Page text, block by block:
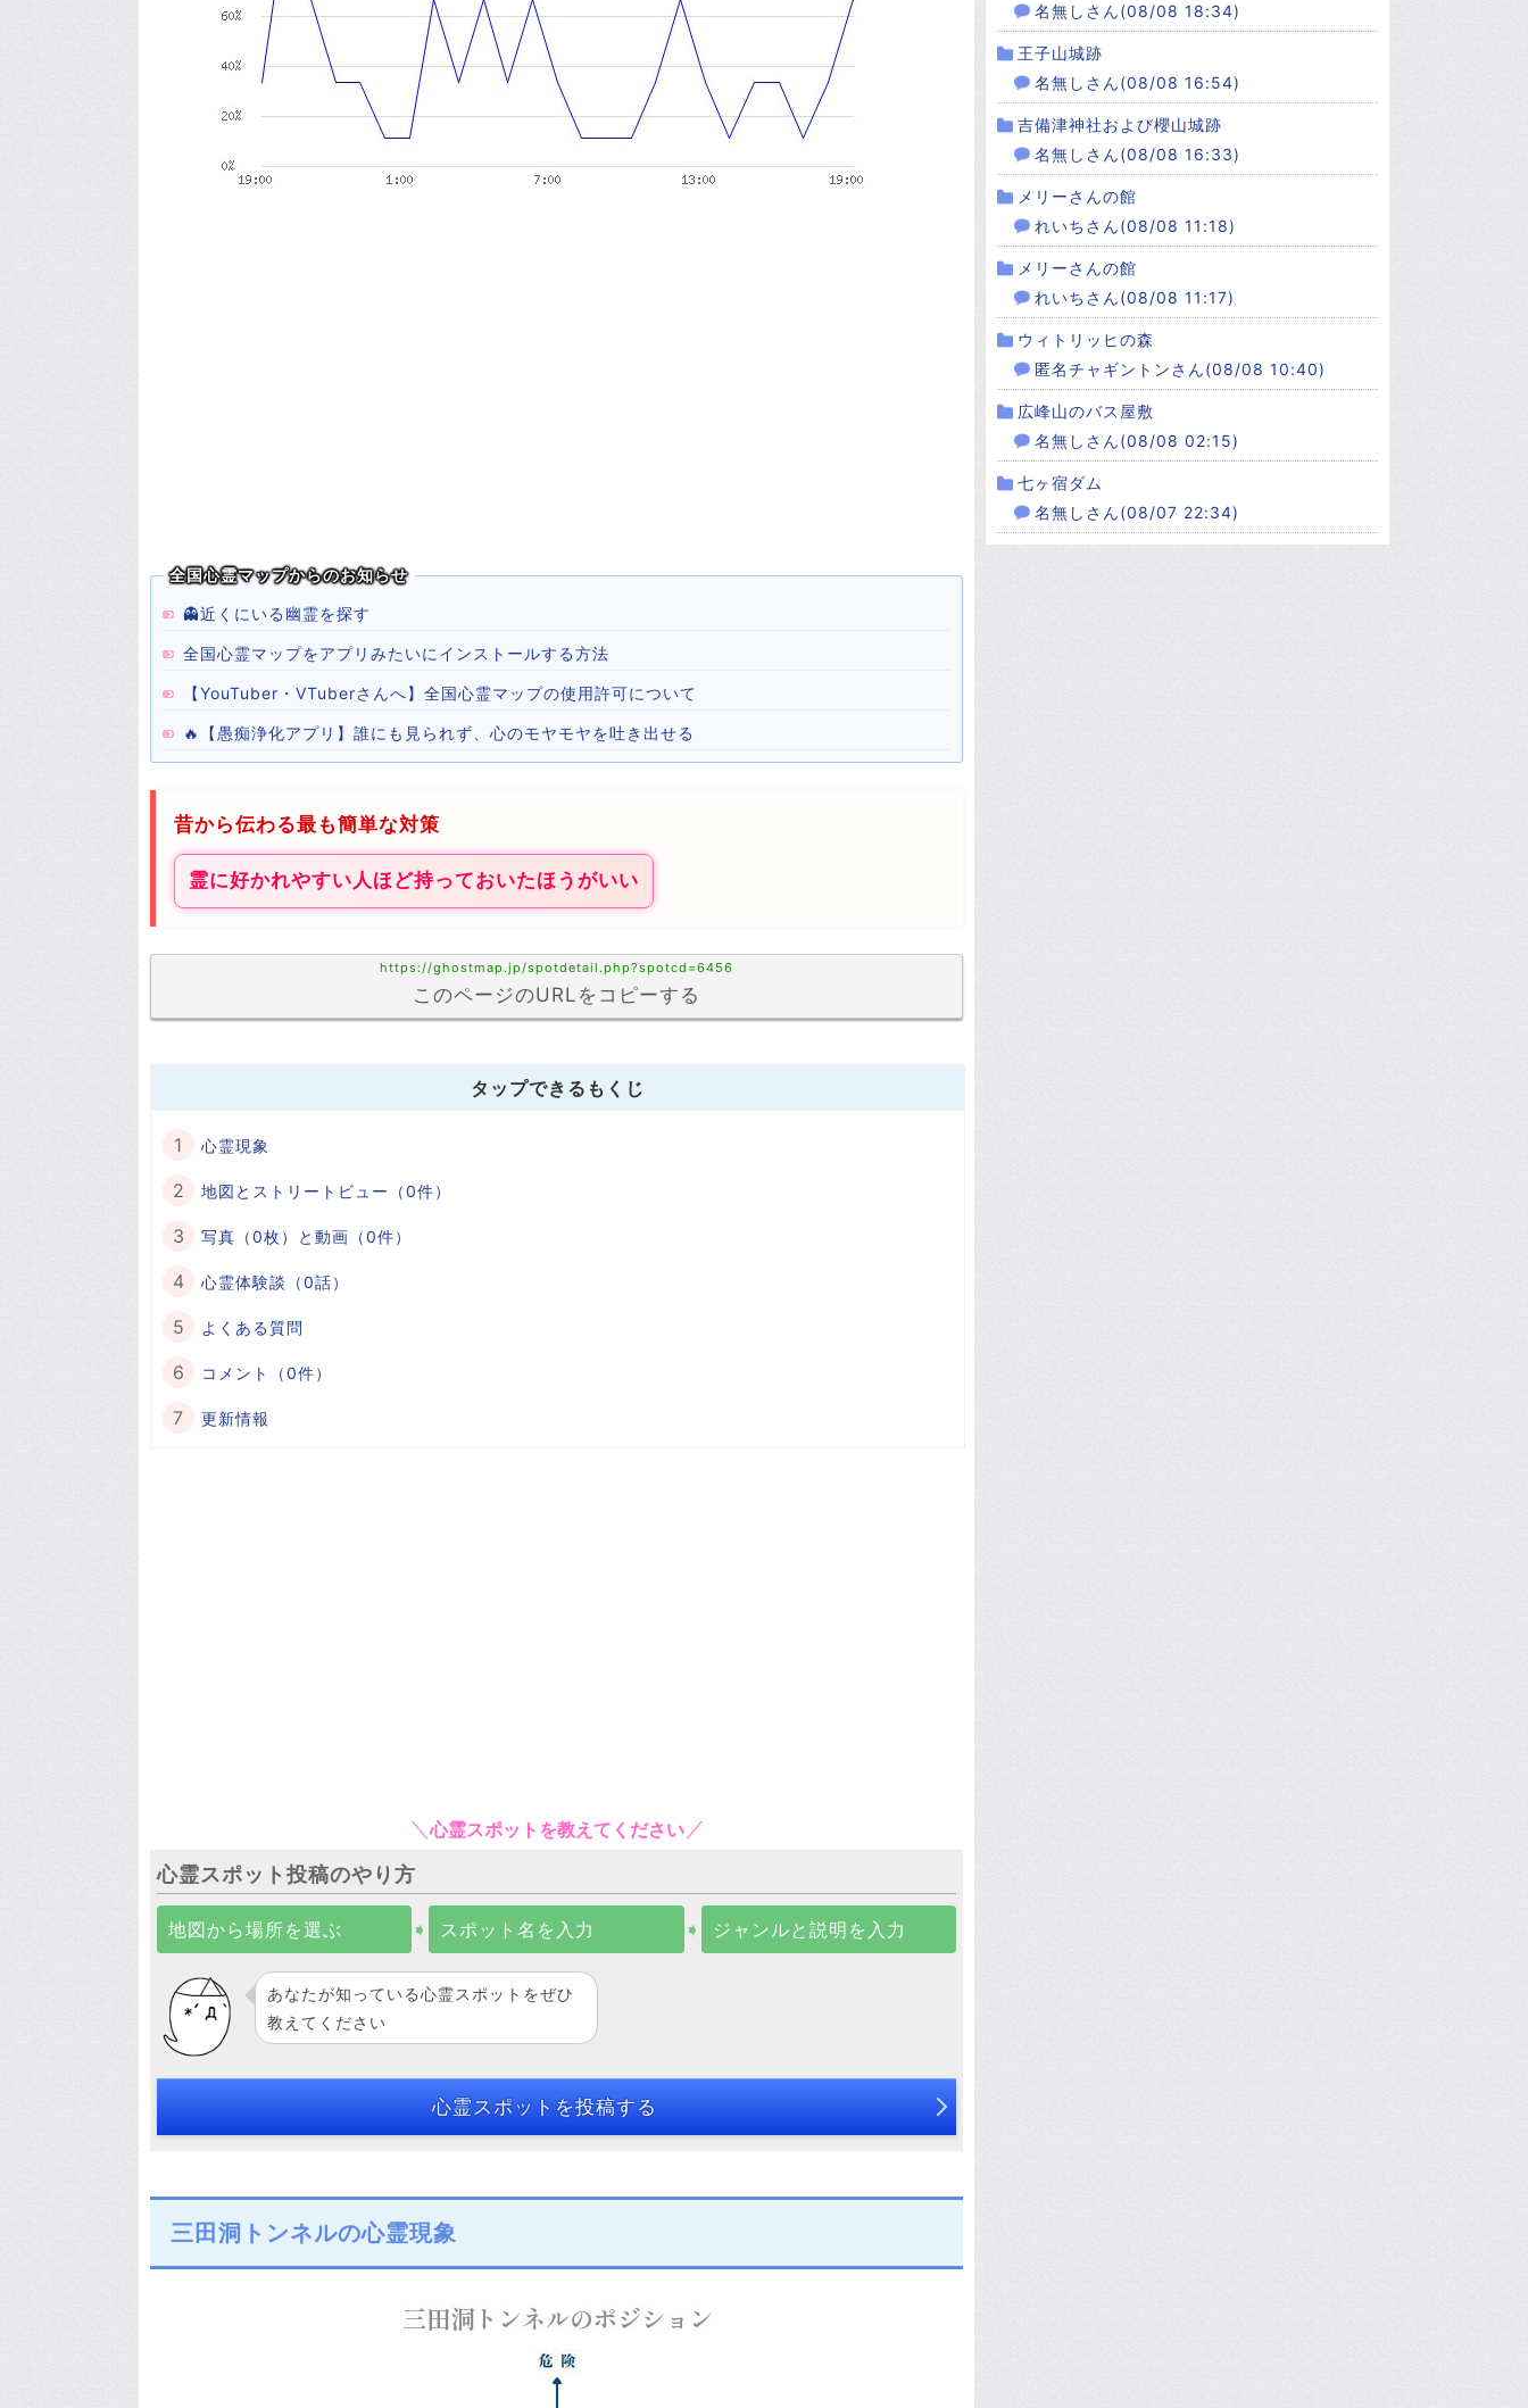
全国心霊マップからのお知らせ
👻近くにいる幽霊を探す
全国心霊マップをアプリみたいにインストールする方法
【YouTuber・VTuberさんへ】全国心霊マップの使用許可について
🔥【愚痴浄化アプリ】誰にも見られず、心のモヤモヤを吐き出せる
昔から伝わる最も簡単な対策
霊に好かれやすい人ほど持っておいたほうがいい
https://ghostmap.jp/spotdetail.php?spotcd=6456
このページのURLをコピーする
タップできるもくじ
心霊現象
地図とストリートビュー（0件）
写真（0枚）と動画（0件）
心霊体験談（0話）
よくある質問
コメント（0件）
更新情報
心霊スポットを教えてください
心霊スポット投稿のやり方
地図から場所を選ぶ ➧ スポット名を入力 ➧ ジャンルと説明を入力
あなたが知っている心霊スポットをぜひ
教えてください
心霊スポットを投稿する
三田洞トンネルの心霊現象
名無しさん(08/08 18:34)
王子山城跡
名無しさん(08/08 16:54)
吉備津神社および櫻山城跡
名無しさん(08/08 16:33)
メリーさんの館
れいちさん(08/08 11:18)
メリーさんの館
れいちさん(08/08 11:17)
ウィトリッヒの森
匿名チャギントンさん(08/08 10:40)
広峰山のバス屋敷
名無しさん(08/08 02:15)
七ヶ宿ダム
名無しさん(08/07 22:34)